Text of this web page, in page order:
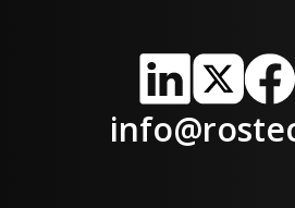
LinkedIn
X